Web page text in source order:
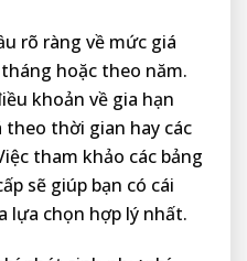
rõ ràng về mức giá
hoặc theo năm.
khoản về gia hạn
thời gian hay các
tham khảo các bảng
sẽ giúp bạn có cái
lựa chọn hợp lý nhất.